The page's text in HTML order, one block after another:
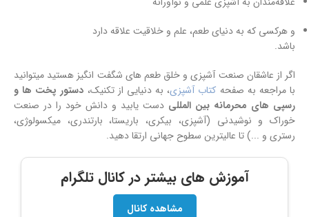
و هرکسی که به دنیای طعم، علم و خلاقیت علاقه دارد
باشد.
اگر از عاشقان صنعت آشپزی و خلق طعم های شگفت انگیز هستید میتوانید
با مراجعه به صفحه کتاب آشپزی، به دنیایی از تکنیک، دستور پخت ها و
رسپی های محرمانه بین المللی دست یابید و دانش خود را در صنعت
خوراک و نوشیدنی (آشپزی، بیکری، باریستا، بارتندری، میکسولوژی،
رستری و ...) تا عالیترین سطوح جهانی ارتقا دهید.
آموزش های بیشتر در کانال تلگرام
مشاهده کانال